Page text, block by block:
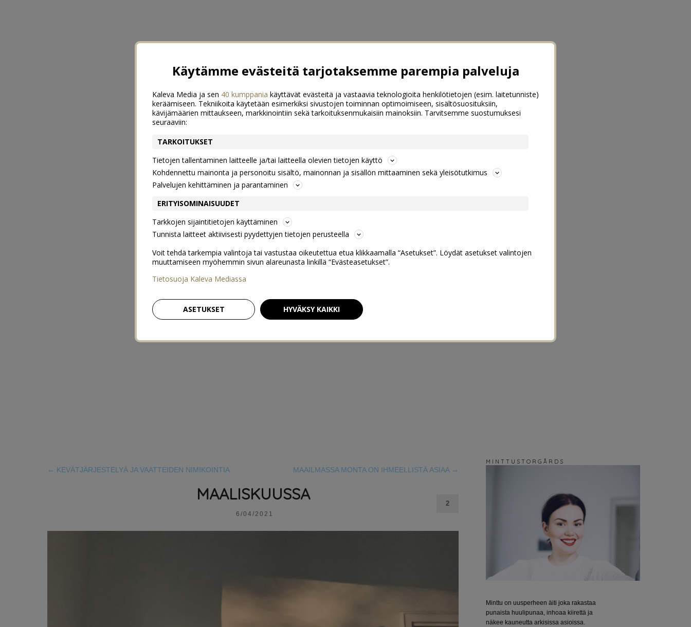
← KEVÄTJÄRJESTELYÄ JA VAATTEIDEN NIMIKOINTIA MAAILMASSA MONTA ON IHMEELLISTÄ ASIAA →
MAALISKUUSSA
6/04/2021
2
M I N T T U S T O R G Å R D S
Minttu on uusperheen äiti joka rakastaa
punaista huulipunaa, inhoaa kiirettä ja
näkee kauneutta arkisissa asioissa.
Käytämme evästeitä tarjotaksemme parempia palveluja
Kaleva Media ja sen 40 kumppania käyttävät evästeitä ja vastaavia teknologioita henkilötietojen (esim. laitetunniste)
keräämiseen. Tekniikoita käytetään esimerkiksi sivustojen toiminnan optimoimiseen, sisältösuosituksiin,
kävijämäärien mittaukseen, markkinointiin sekä tarkoituksenmukaisiin mainoksiin. Tarvitsemme suostumuksesi
seuraaviin:
TARKOITUKSET
Tietojen tallentaminen laitteelle ja/tai laitteella olevien tietojen käyttö
Kohdennettu mainonta ja personoitu sisältö, mainonnan ja sisällön mittaaminen sekä yleisötutkimus
Palvelujen kehittäminen ja parantaminen
ERITYISOMINAISUUDET
Tarkkojen sijaintitietojen käyttäminen
Tunnista laitteet aktiivisesti pyydettyjen tietojen perusteella
Voit tehdä tarkempia valintoja tai vastustaa oikeutettua etua klikkaamalla “Asetukset”. Löydät asetukset valintojen
muuttamiseen myöhemmin sivun alareunasta linkillä “Evästeasetukset”.
Tietosuoja Kaleva Mediassa
ASETUKSET HYVÄKSY KAIKKI